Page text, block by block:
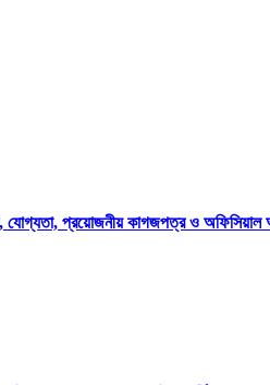
যোগ্যতা, প্রয়োজনীয় কাগজপত্র ও অফিসিয়াল